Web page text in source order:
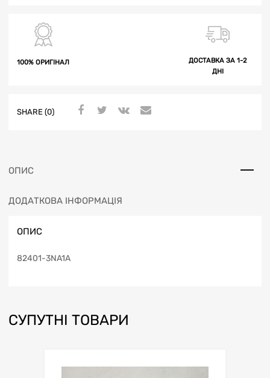
100% ОРИГІНАЛ
ДОСТАВКА ЗА 1-2
ДНІ
SHARE (0)
ОПИС
ДОДАТКОВА ІНФОРМАЦІЯ
ОПИС
82401-3NA1A
СУПУТНІ ТОВАРИ